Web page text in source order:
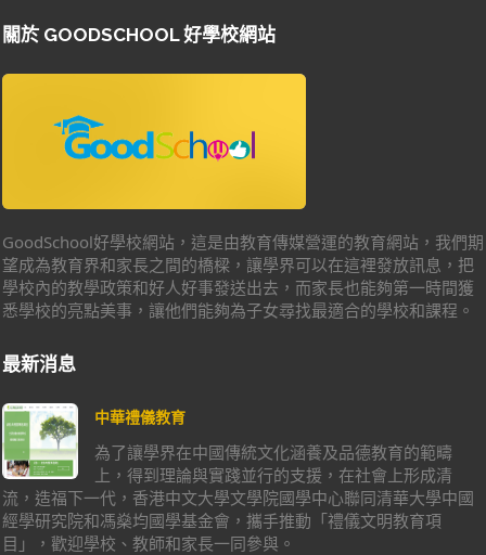
關於 GOODSCHOOL 好學校網站
GoodSchool好學校網站，這是由教育傳媒營運的教育網站，我們期
望成為教育界和家長之間的橋樑，讓學界可以在這裡發放訊息，把
學校內的教學政策和好人好事發送出去，而家長也能夠第一時間獲
悉學校的亮點美事，讓他們能夠為子女尋找最適合的學校和課程。
最新消息
中華禮儀教育
為了讓學界在中國傳統文化涵養及品德教育的範疇
上，得到理論與實踐並行的支援，在社會上形成清
流，造福下一代，香港中文大學文學院國學中心聯同清華大學中國
經學研究院和馮燊均國學基金會，攜手推動「禮儀文明教育項
目」，歡迎學校、教師和家長一同參與。